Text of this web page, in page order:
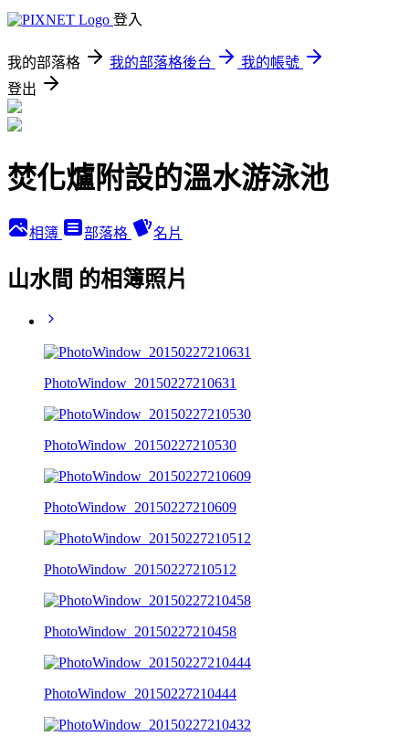
登入
我的部落格 我的部落格後台
我的帳號
登出
焚化爐附設的溫水游泳池
相簿 部落格 名片
山水間 的相簿照片
PhotoWindow_20150227210631
PhotoWindow_20150227210530
PhotoWindow_20150227210609
PhotoWindow_20150227210512
PhotoWindow_20150227210458
PhotoWindow_20150227210444